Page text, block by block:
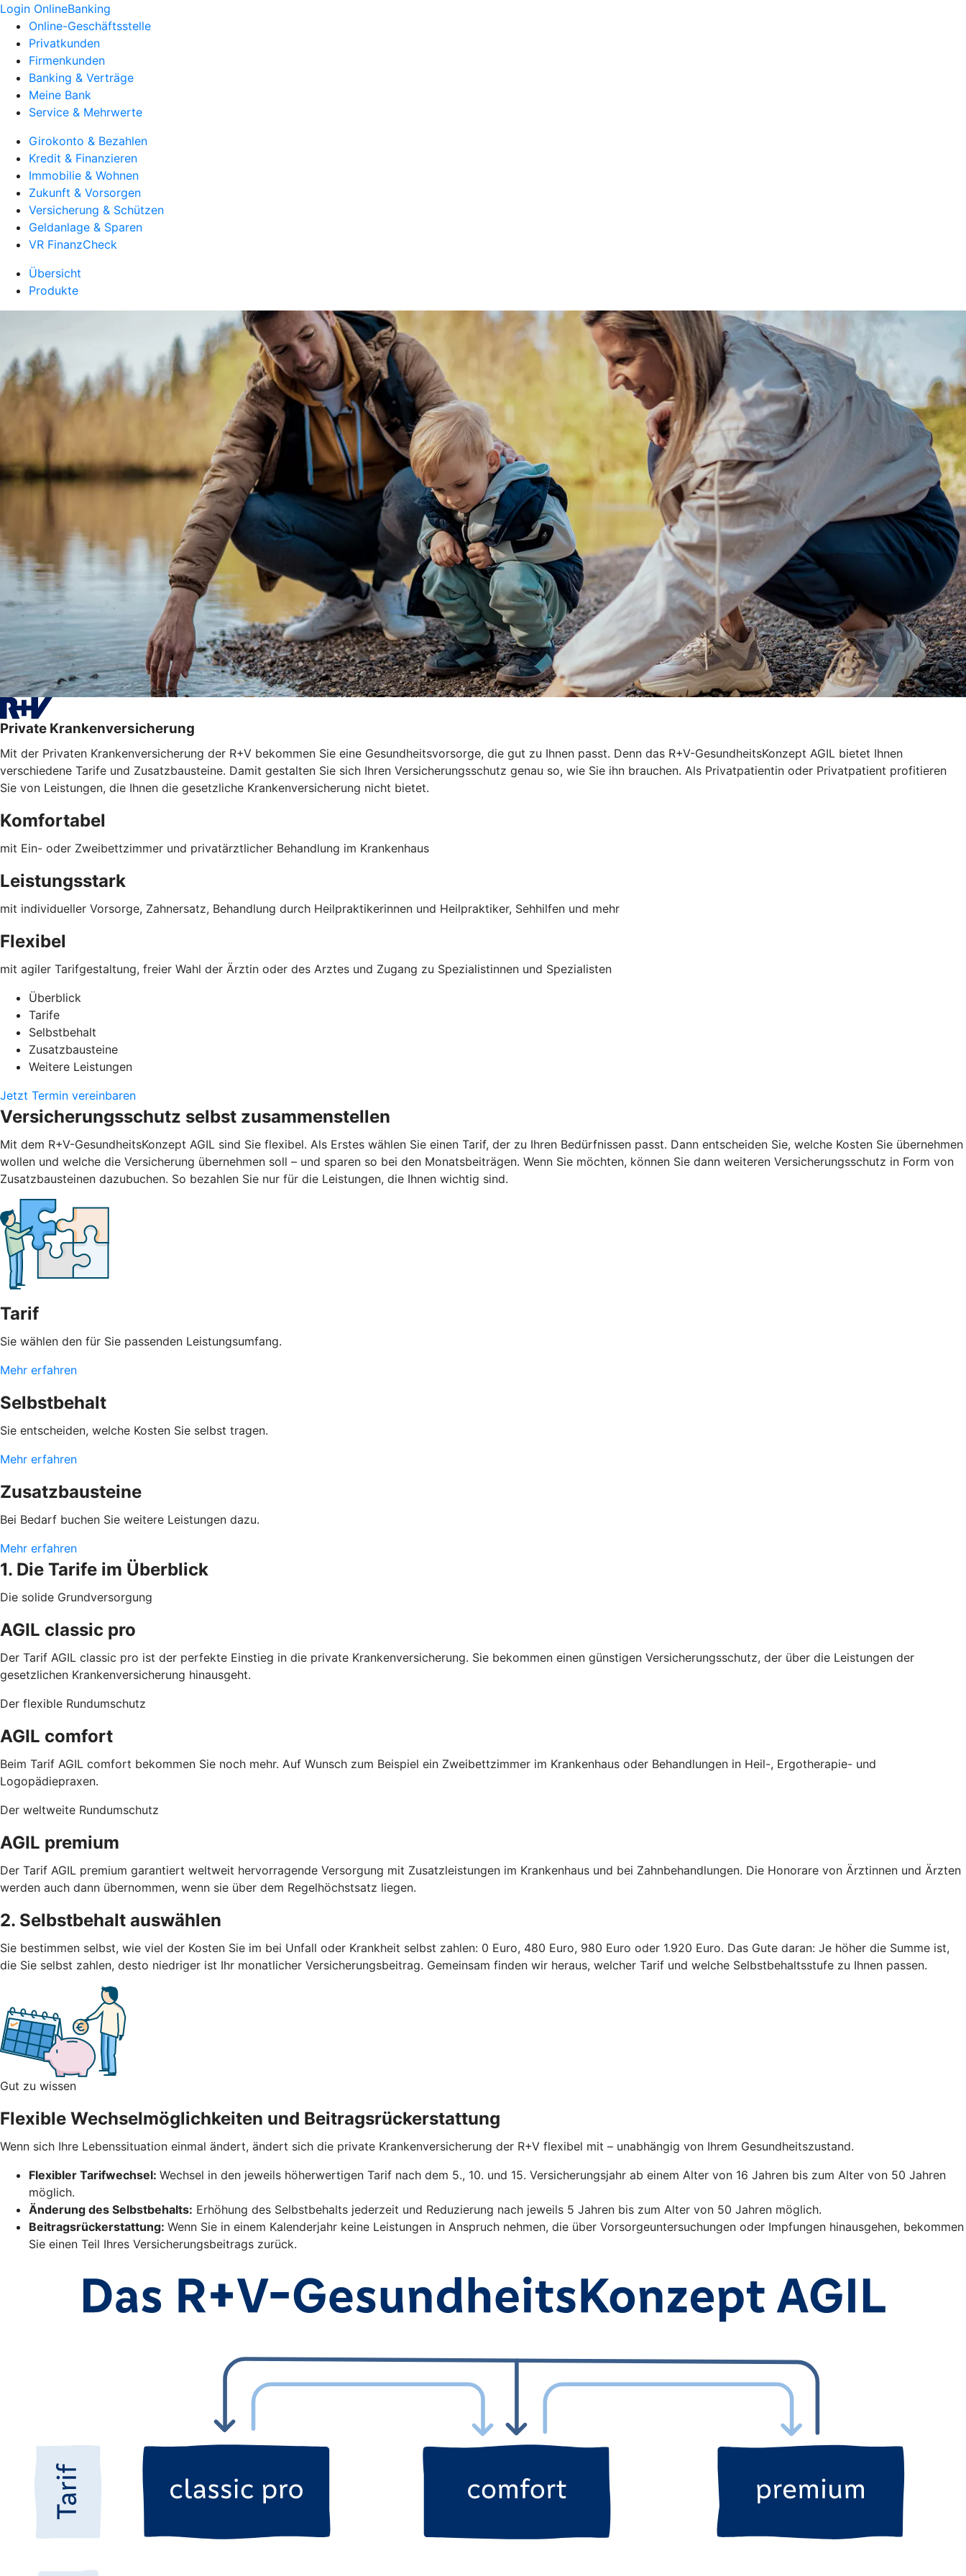
Login OnlineBanking
Online-Geschäftsstelle
Privatkunden
Firmenkunden
Banking & Verträge
Meine Bank
Service & Mehrwerte
Girokonto & Bezahlen
Kredit & Finanzieren
Immobilie & Wohnen
Zukunft & Vorsorgen
Versicherung & Schützen
Geldanlage & Sparen
VR FinanzCheck
Übersicht
Produkte
Private Krankenversicherung
Mit der Privaten Krankenversicherung der R+V bekommen Sie eine Gesundheitsvorsorge, die gut zu Ihnen passt. Denn das R+V-GesundheitsKonzept AGIL bietet Ihnen
verschiedene Tarife und Zusatzbausteine. Damit gestalten Sie sich Ihren Versicherungsschutz genau so, wie Sie ihn brauchen. Als Privatpatientin oder Privatpatient profitieren
Sie von Leistungen, die Ihnen die gesetzliche Krankenversicherung nicht bietet.
Komfortabel
mit Ein- oder Zweibettzimmer und privatärztlicher Behandlung im Krankenhaus
Leistungsstark
mit individueller Vorsorge, Zahnersatz, Behandlung durch Heilpraktikerinnen und Heilpraktiker, Sehhilfen und mehr
Flexibel
mit agiler Tarifgestaltung, freier Wahl der Ärztin oder des Arztes und Zugang zu Spezialistinnen und Spezialisten
Überblick
Tarife
Selbstbehalt
Zusatzbausteine
Weitere Leistungen
Jetzt Termin vereinbaren
Versicherungsschutz selbst zusammenstellen
Mit dem R+V-GesundheitsKonzept AGIL sind Sie flexibel. Als Erstes wählen Sie einen Tarif, der zu Ihren Bedürfnissen passt. Dann entscheiden Sie, welche Kosten Sie übernehmen
wollen und welche die Versicherung übernehmen soll – und sparen so bei den Monatsbeiträgen. Wenn Sie möchten, können Sie dann weiteren Versicherungsschutz in Form von
Zusatzbausteinen dazubuchen. So bezahlen Sie nur für die Leistungen, die Ihnen wichtig sind.
Tarif
Sie wählen den für Sie passenden Leistungsumfang.
Mehr erfahren
Selbstbehalt
Sie entscheiden, welche Kosten Sie selbst tragen.
Mehr erfahren
Zusatzbausteine
Bei Bedarf buchen Sie weitere Leistungen dazu.
Mehr erfahren
1. Die Tarife im Überblick
Die solide Grundversorgung
AGIL classic pro
Der Tarif AGIL classic pro ist der perfekte Einstieg in die private Krankenversicherung. Sie bekommen einen günstigen Versicherungsschutz, der über die Leistungen der
gesetzlichen Krankenversicherung hinausgeht.
Der flexible Rundumschutz
AGIL comfort
Beim Tarif AGIL comfort bekommen Sie noch mehr. Auf Wunsch zum Beispiel ein Zweibettzimmer im Krankenhaus oder Behandlungen in Heil-, Ergotherapie- und
Logopädiepraxen.
Der weltweite Rundumschutz
AGIL premium
Der Tarif AGIL premium garantiert weltweit hervorragende Versorgung mit Zusatzleistungen im Krankenhaus und bei Zahnbehandlungen. Die Honorare von Ärztinnen und Ärzten
werden auch dann übernommen, wenn sie über dem Regelhöchstsatz liegen.
2. Selbstbehalt auswählen
Sie bestimmen selbst, wie viel der Kosten Sie im bei Unfall oder Krankheit selbst zahlen: 0 Euro, 480 Euro, 980 Euro oder 1.920 Euro. Das Gute daran: Je höher die Summe ist,
die Sie selbst zahlen, desto niedriger ist Ihr monatlicher Versicherungsbeitrag. Gemeinsam finden wir heraus, welcher Tarif und welche Selbstbehaltsstufe zu Ihnen passen.
Gut zu wissen
Flexible Wechselmöglichkeiten und Beitragsrückerstattung
Wenn sich Ihre Lebenssituation einmal ändert, ändert sich die private Krankenversicherung der R+V flexibel mit – unabhängig von Ihrem Gesundheitszustand.
Flexibler Tarifwechsel: Wechsel in den jeweils höherwertigen Tarif nach dem 5., 10. und 15. Versicherungsjahr ab einem Alter von 16 Jahren bis zum Alter von 50 Jahren
möglich.
Änderung des Selbstbehalts: Erhöhung des Selbstbehalts jederzeit und Reduzierung nach jeweils 5 Jahren bis zum Alter von 50 Jahren möglich.
Beitragsrückerstattung: Wenn Sie in einem Kalenderjahr keine Leistungen in Anspruch nehmen, die über Vorsorgeuntersuchungen oder Impfungen hinausgehen, bekommen
Sie einen Teil Ihres Versicherungsbeitrags zurück.